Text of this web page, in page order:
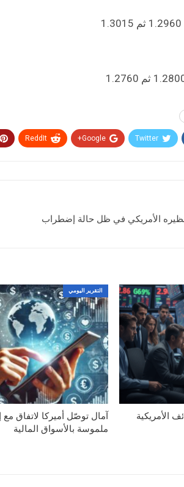
Twitter
Google+
ReddIt
نظيره الأمريكي في ظل حالة إضطراب
الأمريكية
التقرير اليومي
آمال توصّل أميركا لاتفاق مع
ملموسة بالأسواق المالية